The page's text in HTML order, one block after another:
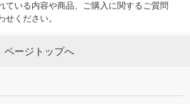
ている内容や商品、ご購入に関するご質問
ください。
ページトップへ